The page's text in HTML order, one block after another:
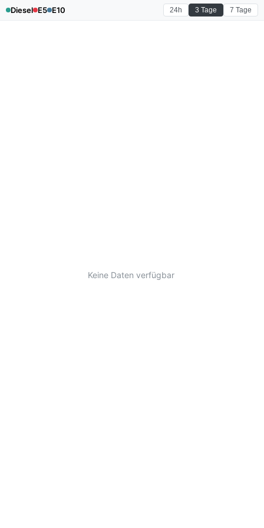
Diesel E5 E10 24h 3 Tage 7 Tage
Keine Daten verfügbar